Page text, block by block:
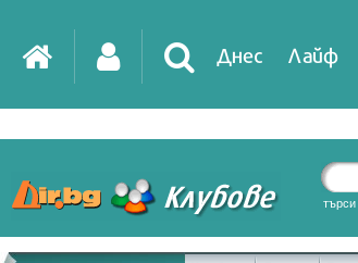
Днес Лайф
търси